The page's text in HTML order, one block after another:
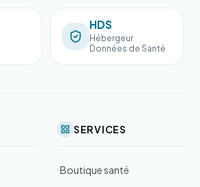
HDS
Hébergeur
Données de Santé
SERVICES
Boutique santé